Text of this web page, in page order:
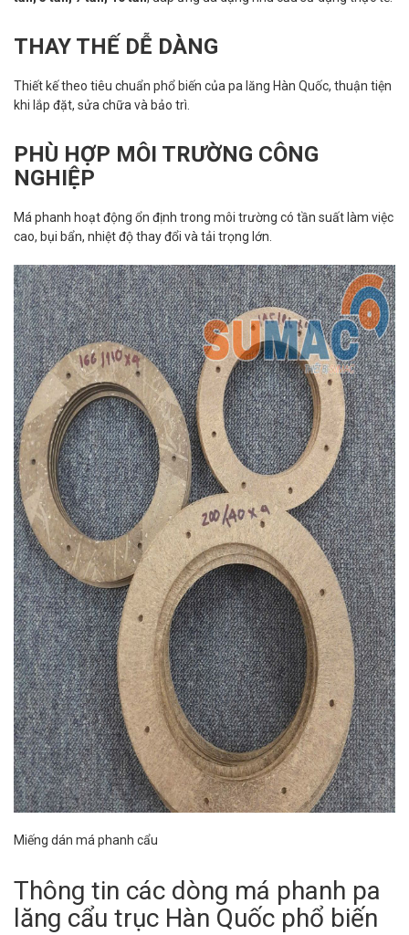
THAY THẾ DỄ DÀNG
Thiết kế theo tiêu chuẩn phổ biến của pa lăng Hàn Quốc, thuận tiện
khi lắp đặt, sửa chữa và bảo trì.
PHÙ HỢP MÔI TRƯỜNG CÔNG
NGHIỆP
Má phanh hoạt động ổn định trong môi trường có tần suất làm việc
cao, bụi bẩn, nhiệt độ thay đổi và tải trọng lớn.
Miếng dán má phanh cẩu
Thông tin các dòng má phanh pa
lăng cẩu trục Hàn Quốc phổ biến